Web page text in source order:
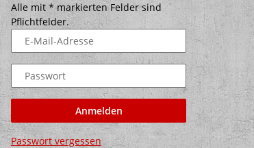
Alle mit *markierten Felder sind
Pflichtfelder.
E-Mail-Adresse
Passwort
Anmelden
Passwort vergessen